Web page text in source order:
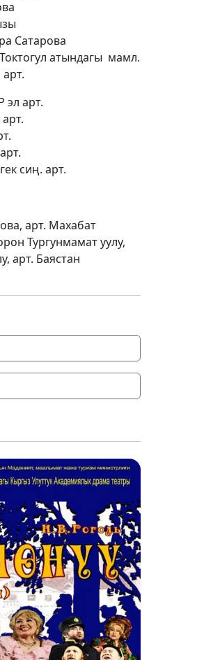
Сатарова
атындагы мамл.
арт.
сиң. арт.
арт. Махабат
Тургунмамат уулу,
арт. Баястан